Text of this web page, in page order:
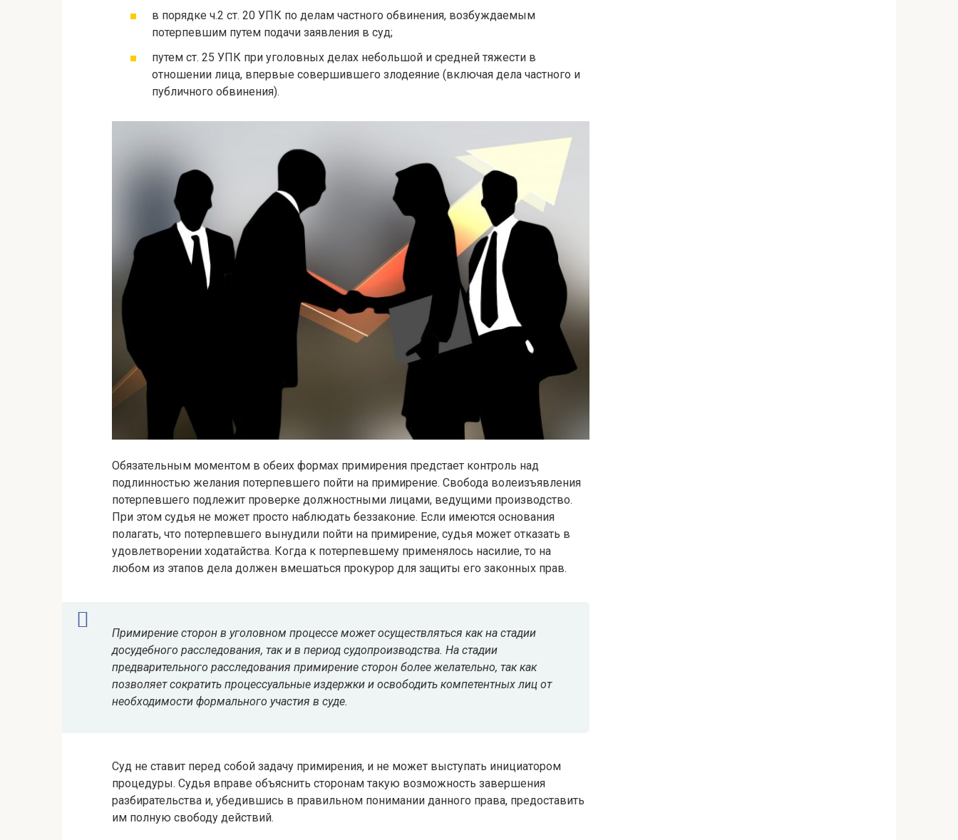
в порядке ч.2 ст. 20 УПК по делам частного обвинения, возбуждаемым
потерпевшим путем подачи заявления в суд;
путем ст. 25 УПК при уголовных делах небольшой и средней тяжести в
отношении лица, впервые совершившего злодеяние (включая дела частного и
публичного обвинения).
Обязательным моментом в обеих формах примирения предстает контроль над
подлинностью желания потерпевшего пойти на примирение. Свобода волеизъявления
потерпевшего подлежит проверке должностными лицами, ведущими производство.
При этом судья не может просто наблюдать беззаконие. Если имеются основания
полагать, что потерпевшего вынудили пойти на примирение, судья может отказать в
удовлетворении ходатайства. Когда к потерпевшему применялось насилие, то на
любом из этапов дела должен вмешаться прокурор для защиты его законных прав.
Примирение сторон в уголовном процессе может осуществляться как на стадии
досудебного расследования, так и в период судопроизводства. На стадии
предварительного расследования примирение сторон более желательно, так как
позволяет сократить процессуальные издержки и освободить компетентных лиц от
необходимости формального участия в суде.
Суд не ставит перед собой задачу примирения, и не может выступать инициатором
процедуры. Судья вправе объяснить сторонам такую возможность завершения
разбирательства и, убедившись в правильном понимании данного права, предоставить
им полную свободу действий.